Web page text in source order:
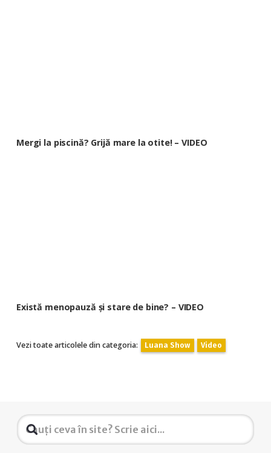
Mergi la piscină? Grijă mare la otite! – VIDEO
Există menopauză și stare de bine? – VIDEO
Vezi toate articolele din categoria: Luana Show Video